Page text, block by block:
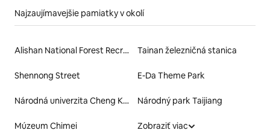
Najzaujímavejšie pamiatky v okolí
Alishan National Forest Recreation Area Tainan železničná stanica
Shennong Street E-Da Theme Park
Národná univerzita Cheng Kung - Kuan Fu kampus Národný park Taijiang
Múzeum Chimei Zobraziť viac